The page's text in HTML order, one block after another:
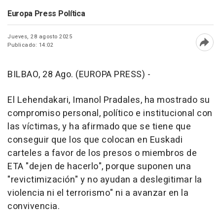
Europa Press Política
Jueves, 28 agosto 2025
Publicado: 14:02
BILBAO, 28 Ago. (EUROPA PRESS) -
El Lehendakari, Imanol Pradales, ha mostrado su
compromiso personal, político e institucional con
las víctimas, y ha afirmado que se tiene que
conseguir que los que colocan en Euskadi
carteles a favor de los presos o miembros de
ETA "dejen de hacerlo", porque suponen una
"revictimización" y no ayudan a deslegitimar la
violencia ni el terrorismo" ni a avanzar en la
convivencia.